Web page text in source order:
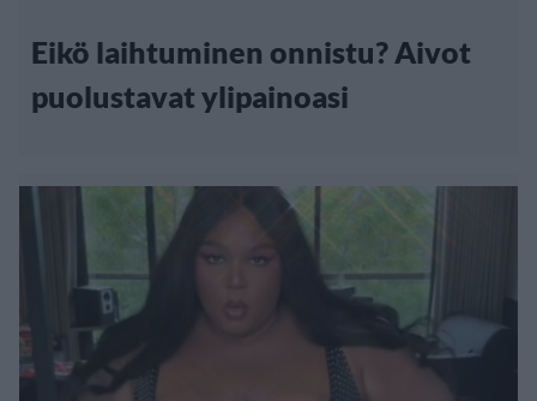
Eikö laihtuminen onnistu? Aivot
puolustavat ylipainoasi